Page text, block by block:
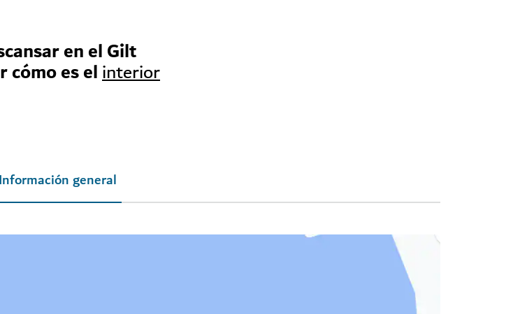
en el Gilt
cómo es elinterior
Información general